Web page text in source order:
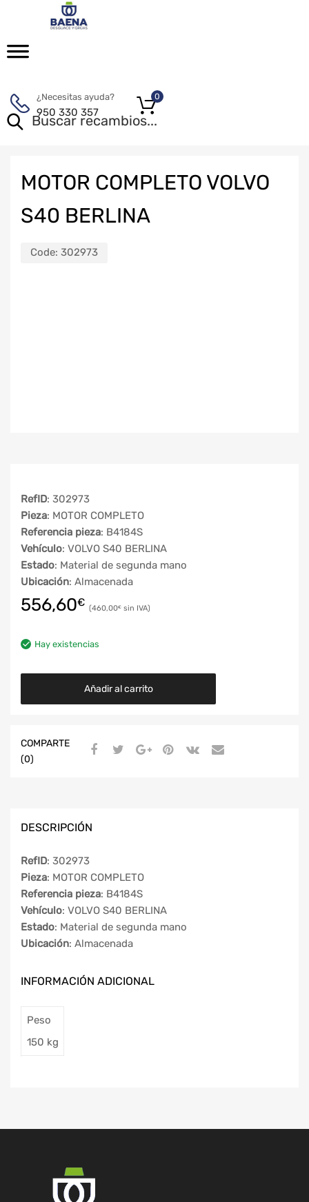
¿Necesitas ayuda?
950 330 357
0
MOTOR COMPLETO VOLVO
S40 BERLINA
Code: 302973
RefID: 302973
Pieza: MOTOR COMPLETO
Referencia pieza: B4184S
Vehículo: VOLVO S40 BERLINA
Estado: Material de segunda mano
Ubicación: Almacenada
556,60€ 460,00€
Hay existencias
Añadir al carrito
COMPARTE
(0)
DESCRIPCIÓN
RefID: 302973
Pieza: MOTOR COMPLETO
Referencia pieza: B4184S
Vehículo: VOLVO S40 BERLINA
Estado: Material de segunda mano
Ubicación: Almacenada
INFORMACIÓN ADICIONAL
Peso
150 kg